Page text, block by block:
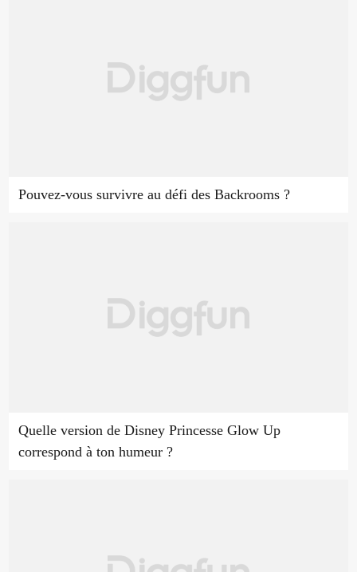
Pouvez-vous survivre au défi des Backrooms ?
Quelle version de Disney Princesse Glow Up
correspond à ton humeur ?